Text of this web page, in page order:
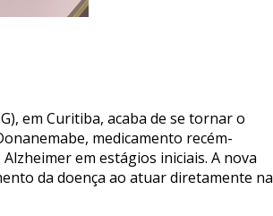
em Curitiba, acaba de se tornar o
medicamento recém-
em estágios iniciais. A nova
da doença ao atuar diretamente na